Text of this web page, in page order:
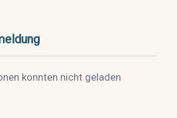
konnten nicht geladen